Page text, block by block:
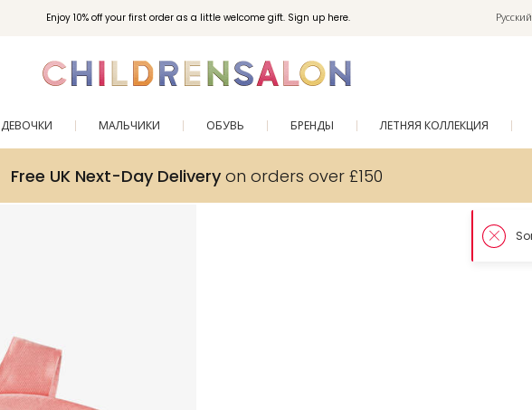
Enjoy 10% off your first order as a little welcome gift. Sign up here. Русский
ДЕВОЧКИ МАЛЬЧИКИ ОБУВЬ БРЕНДЫ ЛЕТНЯЯ КОЛЛЕКЦИЯ
Free UK Next-Day Deliveryon orders over £150